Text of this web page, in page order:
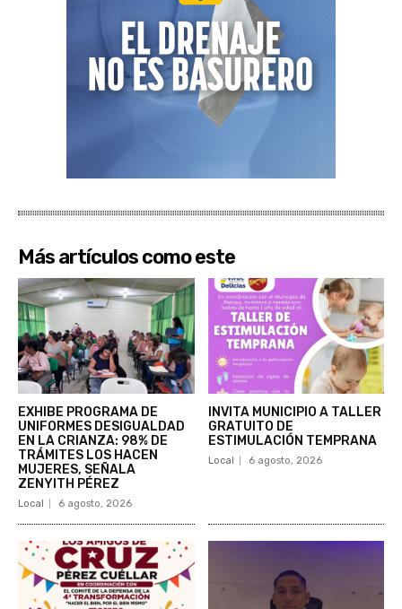
Más artículos como este
EXHIBE PROGRAMA DE
UNIFORMES DESIGUALDAD
EN LA CRIANZA: 98% DE
TRÁMITES LOS HACEN
MUJERES, SEÑALA
ZENYITH PÉREZ
Local 6 agosto, 2026
INVITA MUNICIPIO A TALLER
GRATUITO DE
ESTIMULACIÓN TEMPRANA
Local 6 agosto, 2026